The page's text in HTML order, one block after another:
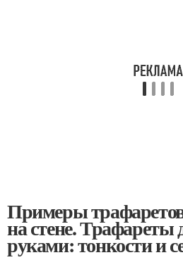
Примеры
на стене. Трафареты
руками: тонкости и